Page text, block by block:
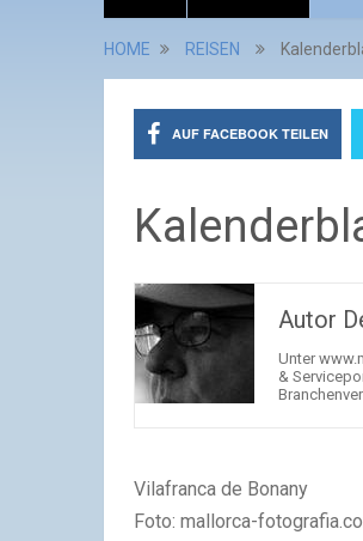
HOME REISEN
AUF FACEBOOK TEILEN
Autor
Unter
&
Vilafranca de Bonany
Foto: mallorca-